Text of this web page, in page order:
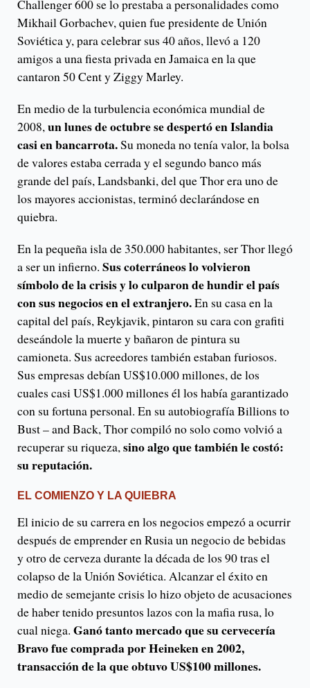
Challenger 600 se lo prestaba a personalidades como
Mikhail Gorbachev, quien fue presidente de Unión
Soviética y, para celebrar sus 40 años, llevó a 120
amigos a una fiesta privada en Jamaica en la que
cantaron 50 Cent y Ziggy Marley.
En medio de la turbulencia económica mundial de
2008,un lunes de octubre se despertó en Islandia
casi en bancarrota.Su moneda no tenía valor, la bolsa
de valores estaba cerrada y el segundo banco más
grande del país, Landsbanki, del que Thor era uno de
los mayores accionistas, terminó declarándose en
quiebra.
En la pequeña isla de 350.000 habitantes, ser Thor llegó
a ser un infierno. Sus coterráneos lo volvieron
símbolo de la crisis y lo culparon de hundir el país
con sus negocios en el extranjero.En su casa en la
capital del país, Reykjavik, pintaron su cara con grafiti
deseándole la muerte y bañaron de pintura su
camioneta. Sus acreedores también estaban furiosos.
Sus empresas debían US$10.000 millones, de los
cuales casi US$1.000 millones él los había garantizado
con su fortuna personal. En su autobiografía Billions to
Bust – and Back, Thor compiló no solo como volvió a
recuperar su riqueza,sino algo que también le costó:
su reputación.
EL COMIENZO Y LA QUIEBRA
El inicio de su carrera en los negocios empezó a ocurrir
después de emprender en Rusia un negocio de bebidas
y otro de cerveza durante la década de los 90 tras el
colapso de la Unión Soviética. Alcanzar el éxito en
medio de semejante crisis lo hizo objeto de acusaciones
de haber tenido presuntos lazos con la mafia rusa, lo
cual niega. Ganó tanto mercado que su cervecería
Bravo fue comprada por Heineken en 2002,
transacción de la que obtuvo US$100 millones.